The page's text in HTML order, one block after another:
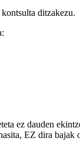
ditzakezu.
ez dauden
EZ dira bajak